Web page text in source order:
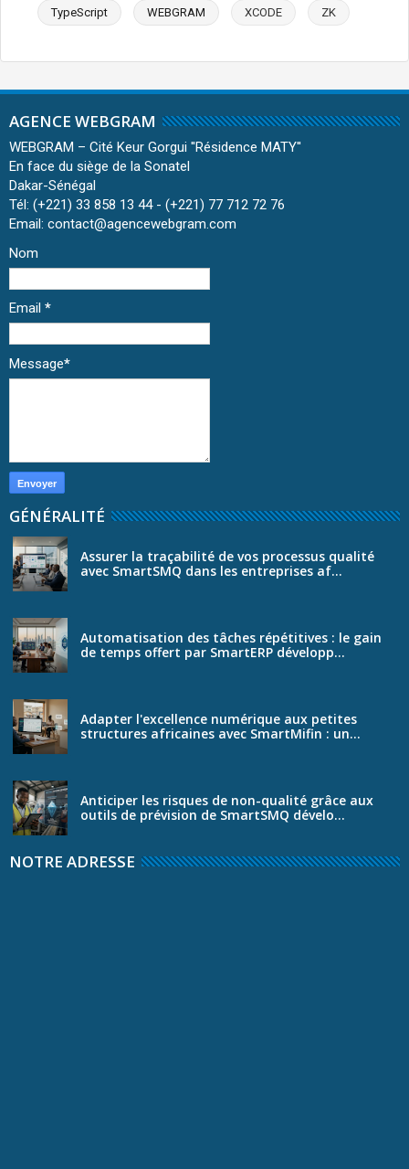
TypeScript WEBGRAM XCODE ZK
AGENCE WEBGRAM
WEBGRAM – Cité Keur Gorgui ''Résidence MATY''
En face du siège de la Sonatel
Dakar-Sénégal
Tél: (+221) 33 858 13 44 - (+221) 77 712 72 76
Email: contact@agencewebgram.com
Nom
Email *
Message*
GÉNÉRALITÉ
Assurer la traçabilité de vos processus qualité
avec SmartSMQ dans les entreprises af...
Automatisation des tâches répétitives : le gain
de temps offert par SmartERP développ...
Adapter l'excellence numérique aux petites
structures africaines avec SmartMifin : un...
Anticiper les risques de non-qualité grâce aux
outils de prévision de SmartSMQ dévelo...
NOTRE ADRESSE